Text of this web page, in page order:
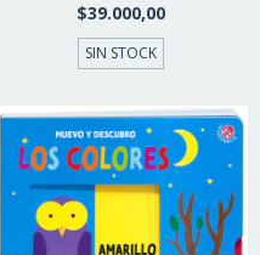
$39.000,00
SIN STOCK